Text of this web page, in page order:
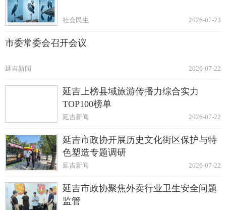
2026-07-23
社会民生
市委常委会召开会议
2026-07-22
延吉新闻
延吉上榜县域旅游传播力综合实力
TOP100榜单
2026-07-22
延吉新闻
延吉市政协开展历史文化街区保护与特
色塑造专题调研
2026-07-22
延吉新闻
延吉市政协聚焦外卖行业卫生安全问题
监管